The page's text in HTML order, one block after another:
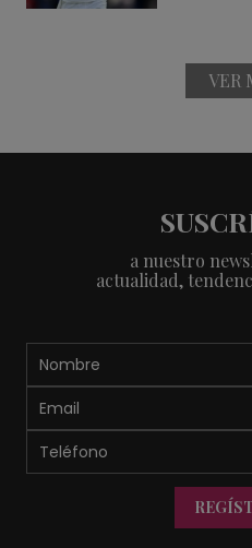
VER
a nuestro
actualidad,